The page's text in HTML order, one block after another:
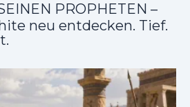
PROPHETEN –
neu entdecken. Tief.